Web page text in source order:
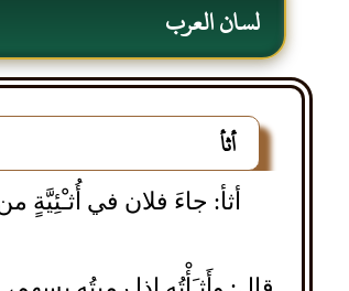
لسان العرب
أثأ
أثأ: جاءَ فلان في